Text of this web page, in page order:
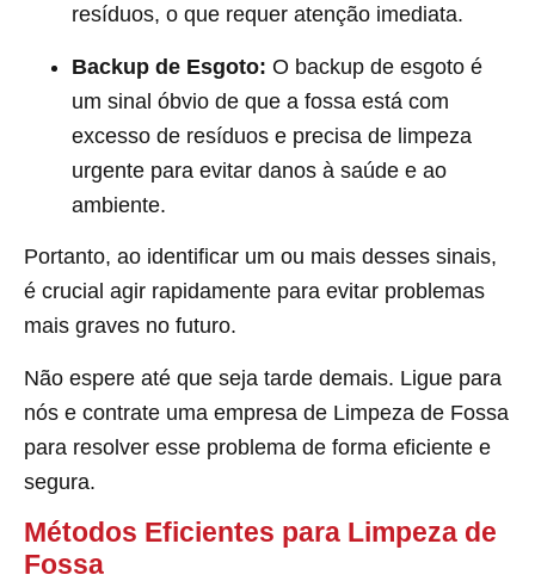
resíduos, o que requer atenção imediata.
Backup de Esgoto: O backup de esgoto é
um sinal óbvio de que a fossa está com
excesso de resíduos e precisa de limpeza
urgente para evitar danos à saúde e ao
ambiente.
Portanto, ao identificar um ou mais desses sinais,
é crucial agir rapidamente para evitar problemas
mais graves no futuro.
Não espere até que seja tarde demais. Ligue para
nós e contrate uma empresa de Limpeza de Fossa
para resolver esse problema de forma eficiente e
segura.
Métodos Eficientes para Limpeza de
Fossa